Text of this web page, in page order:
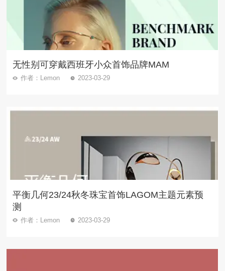
无性别可穿戴西班牙小众首饰品牌MAM
作者：Lemon 2023-03-29
平衡几何23/24秋冬珠宝首饰LAGOM主题元素预
测
作者：Lemon 2023-03-29